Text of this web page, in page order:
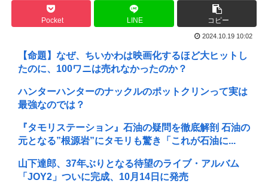
Pocket LINE コピー
2024.10.19 10:02
【命題】なぜ、ちいかわは映画化するほど大ヒットし
たのに、100ワニは売れなかったのか？
ハンターハンターのナックルのポットクリンって実は
最強なのでは？
『タモリステーション』石油の疑問を徹底解剖 石油の
元となる”根源岩”にタモリも驚き「これが石油に...
山下達郎、37年ぶりとなる待望のライブ・アルバム
「JOY2」ついに完成、10月14日に発売